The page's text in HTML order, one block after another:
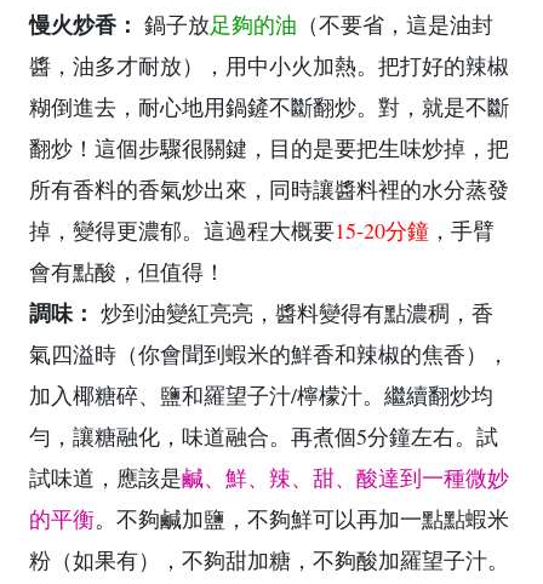
慢火炒香： 鍋子放足夠的油 （不要省，這是油封
醬，油多才耐放），用中小火加熱。把打好的辣椒
糊倒進去，耐心地用鍋鏟不斷翻炒。對，就是不斷
翻炒！這個步驟很關鍵，目的是要把生味炒掉，把
所有香料的香氣炒出來，同時讓醬料裡的水分蒸發
掉，變得更濃郁。這過程大概要15-20分鐘 ，手臂
會有點酸，但值得！
調味： 炒到油變紅亮亮，醬料變得有點濃稠，香
氣四溢時（你會聞到蝦米的鮮香和辣椒的焦香），
加入椰糖碎、鹽和羅望子汁/檸檬汁。繼續翻炒均
勻，讓糖融化，味道融合。再煮個5分鐘左右。試
試味道，應該是鹹、鮮、辣、甜、酸達到一種微妙
的平衡。不夠鹹加鹽，不夠鮮可以再加一點點蝦米
粉（如果有），不夠甜加糖，不夠酸加羅望子汁。